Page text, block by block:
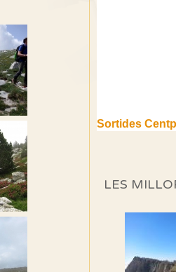
(1a part)
Si no podem
Els Centpeus
LES